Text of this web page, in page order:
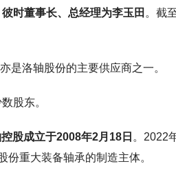
时董事长、总经理为李玉田 。截
是洛轴股份的主要供应商之一。
股东。
股成立于2008年2月18日 。2022
重大装备轴承的制造主体。